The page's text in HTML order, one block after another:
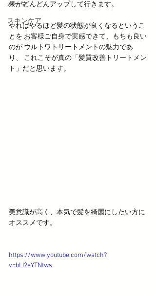
パーマ
スキンケア
果がどんどんアップして行きます。
やればやるほど髪の状態が良くなるというこ
とを お客様ご自身で実感できて、もちも良い
のが ウルトワトリートメントの魅力であ
り、 これこそが真の「髪質改善トリートメン
ト」だと思います。
美意識が高く、本気で髪を綺麗にしたい方に
オススメです。
https://www.youtube.com/watch?
v=bLI2eYTNtws